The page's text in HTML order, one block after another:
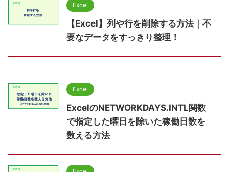
Excel
【Excel】列や行を削除する方法｜不
要なデータをすっきり整理！
Excel
ExcelのNETWORKDAYS.INTL関数
で指定した曜日を除いた稼働日数を
数える方法